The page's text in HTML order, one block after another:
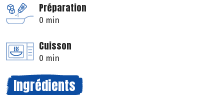
Préparation
0 min
Cuisson
0 min
Ingrédients